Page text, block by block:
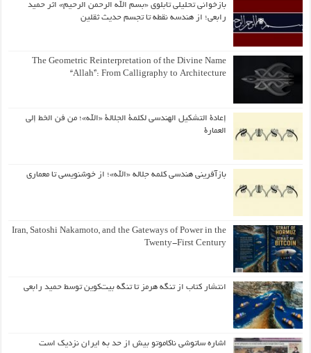
بازخوانی تحلیلی تابلوی «بسم الله الرحمن الرحیم» اثر حمید
رابعی؛ از هندسه نقطه تا تجسم حدیث ثقلین
The Geometric Reinterpretation of the Divine Name
“Allah”: From Calligraphy to Architecture
إعادة التشكيل الهندسي لكلمة الجلالة «الله»؛ من فن الخط إلى
العمارة
بازآفرینی هندسی کلمه جلاله «الله»؛ از خوشنویسی تا معماری
Iran, Satoshi Nakamoto, and the Gateways of Power in the
Twenty-First Century
انتشار کتاب از تنگه هرمز تا تنگه بیت‌کوین توسط حمید رابعی
اشاره ساتوشی ناکاموتو بیش از حد به ایران نزدیک است